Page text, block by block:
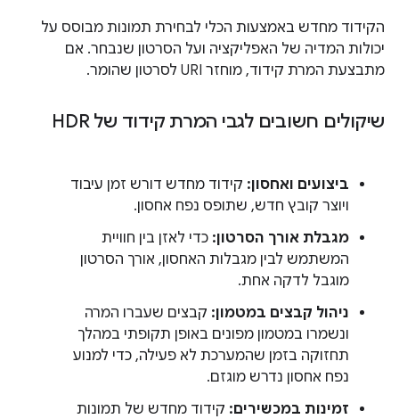
הקידוד מחדש באמצעות הכלי לבחירת תמונות מבוסס על
יכולות המדיה של האפליקציה ועל הסרטון שנבחר. אם
מתבצעת המרת קידוד, מוחזר URI לסרטון שהומר.
שיקולים חשובים לגבי המרת קידוד של HDR
ביצועים ואחסון: קידוד מחדש דורש זמן עיבוד
ויוצר קובץ חדש, שתופס נפח אחסון.
מגבלת אורך הסרטון: כדי לאזן בין חוויית
המשתמש לבין מגבלות האחסון, אורך הסרטון
מוגבל לדקה אחת.
ניהול קבצים במטמון: קבצים שעברו המרה
ונשמרו במטמון מפונים באופן תקופתי במהלך
תחזוקה בזמן שהמערכת לא פעילה, כדי למנוע
נפח אחסון נדרש מוגזם.
זמינות במכשירים: קידוד מחדש של תמונות